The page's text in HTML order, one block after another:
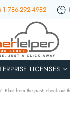
786-292-4982
LICENSES
Blast from the past: check out